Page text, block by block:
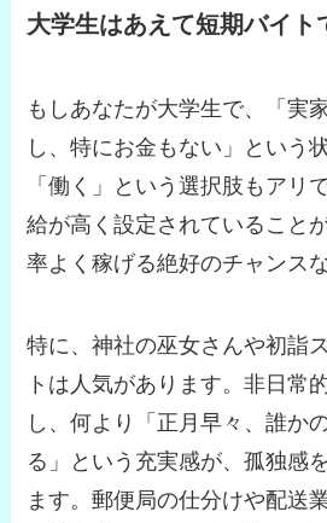
大学生はあえて短期バイト
もしあなたが大学生で、「実
し、特にお金もない」という
「働く」という選択肢もアリ
給が高く設定されていること
率よく稼げる絶好のチャンス
特に、神社の巫女さんや初詣
トは人気があります。非日常
し、何より「正月早々、誰か
る」という充実感が、孤独感
ます。郵便局の仕分けや配送